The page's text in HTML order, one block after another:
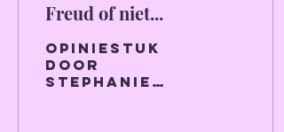
Freud of niet...
Opiniestuk
door
Stephanie